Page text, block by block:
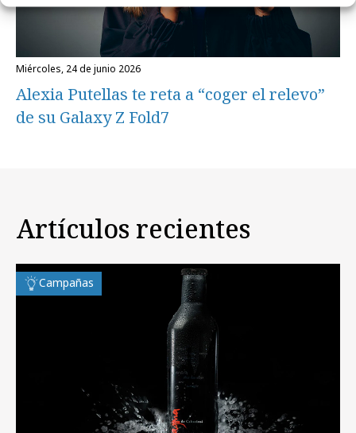
miércoles, 24 de junio 2026
Alexia Putellas te reta a “coger el relevo”
de su Galaxy Z Fold7
Artículos recientes
Campañas